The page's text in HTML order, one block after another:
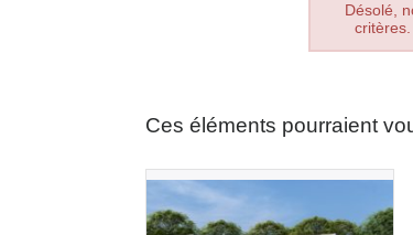
Désolé,
Ces éléments pourraient